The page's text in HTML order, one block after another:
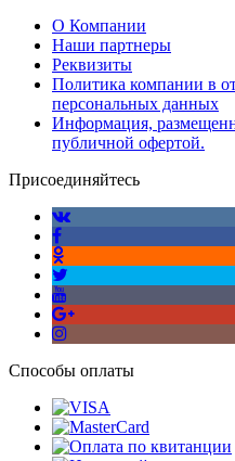
О Компании
Наши партнеры
Реквизиты
Политика компании в
персональных данных
Информация,
публичной офертой.
Присоединяйтесь
Способы оплаты